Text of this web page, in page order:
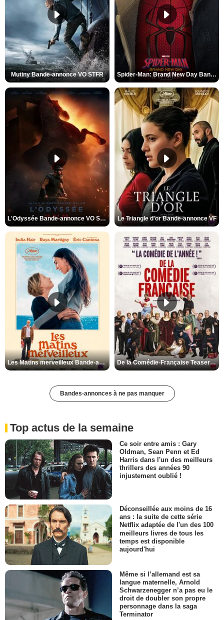
Mutiny Bande-annonce VO STFR Spider-Man: Brand New Day Bande-annonce VO STFR
L'Odyssée Bande-annonce VO STFR Le Triangle d'or Bande-annonce VF
Les Matins merveilleux Bande-annonce VF De la Comédie-Française Teaser VF
Bandes-annonces à ne pas manquer
Top actus de la semaine
Ce soir entre amis : Gary
Oldman, Sean Penn et Ed
Harris dans l'un des meilleurs
thrillers des années 90
injustement oublié !
Déconseillée aux moins de 16
ans : la suite de cette série
Netflix adaptée de l'un des 100
meilleurs livres de tous les
temps est disponible
aujourd'hui
Même si l’allemand est sa
langue maternelle, Arnold
Schwarzenegger n’a pas eu le
droit de doubler son propre
personnage dans la saga
Terminator